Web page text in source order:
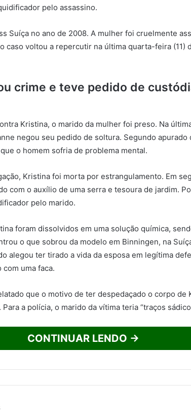
pelo assassino.
Suíça no ano de 2008. A mulher foi cruelmente
caso voltou a repercutir na última quarta-feira (11)
crime e teve pedido de
Kristina, o marido da mulher foi preso. Na
negou seu pedido de soltura. Segundo apurado
o homem sofria de problema mental.
Kristina foi morta por estrangulamento. Em
com o auxílio de uma serra e tesoura de jardim.
pelo marido.
foram dissolvidos em uma solução química,
o que sobrou da modelo em Binningen, na
alegou ter tirado a vida da esposa em legítima
uma faca.
que o motivo de ter despedaçado o corpo de
a polícia, o marido da vítima teria “traços
CONTINUAR LENDO →